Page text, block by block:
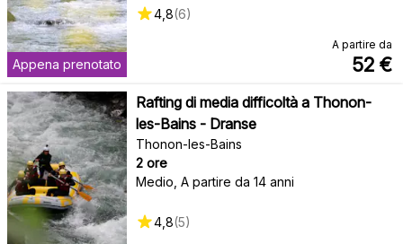
Appena prenotato
4,8(6)
A partire da
52 €
Rafting di media difficoltà a Thonon-
les-Bains - Dranse
Thonon-les-Bains
2 ore
Medio A partire da 14 anni
4,8(5)